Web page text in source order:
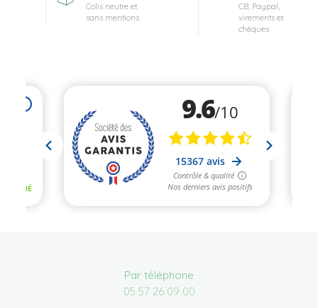
Colis neutre et
sans mentions
CB, Paypal,
virements et
chèques
Par téléphone
05 57 26 09 00